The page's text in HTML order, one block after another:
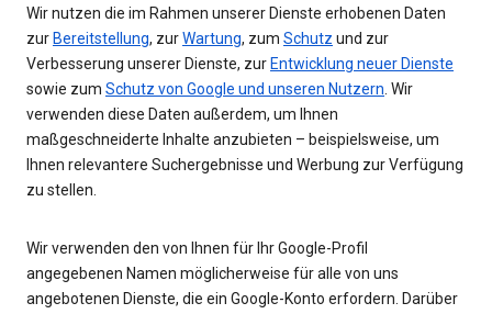
Wir nutzen die im Rahmen unserer Dienste erhobenen Daten
zur Bereitstellung, zurWartung, zum Schutz und zur
Verbesserung unserer Dienste, zur Entwicklung neuer Dienste
sowie zum Schutz von Google und unseren Nutzern. Wir
verwenden diese Daten außerdem, um Ihnen
maßgeschneiderte Inhalte anzubieten – beispielsweise, um
Ihnen relevantere Suchergebnisse und Werbung zur Verfügung
zu stellen.
Wir verwenden den von Ihnen für Ihr Google-Profil
angegebenen Namen möglicherweise für alle von uns
angebotenen Dienste, die ein Google-Konto erfordern. Darüber